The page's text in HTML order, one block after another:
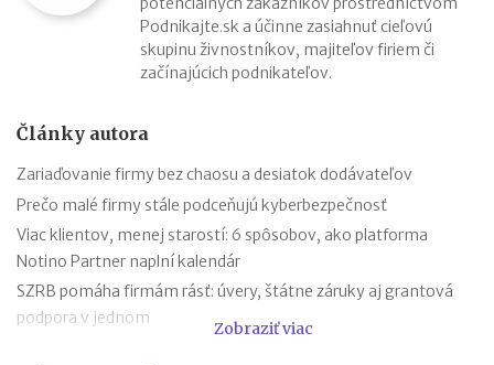
Podnikajte.sk a účinne zasiahnuť cieľovú
skupinu živnostníkov, majiteľov firiem či
začínajúcich podnikateľov.
Články autora
Zariaďovanie firmy bez chaosu a desiatok dodávateľov
Prečo malé firmy stále podceňujú kyberbezpečnosť
Viac klientov, menej starostí: 6 spôsobov, ako platforma
Notino Partner naplní kalendár
SZRB pomáha firmám rásť: úvery, štátne záruky aj grantová
podpora v jednom
Zobraziť viac